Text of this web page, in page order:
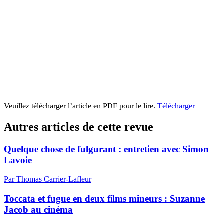
Veuillez télécharger l’article en PDF pour le lire. Télécharger
Autres articles de cette revue
Quelque chose de fulgurant : entretien avec Simon
Lavoie
Par Thomas Carrier-Lafleur
Toccata et fugue en deux films mineurs : Suzanne
Jacob au cinéma